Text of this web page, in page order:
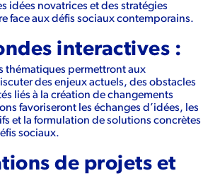
idées novatrices et des stratégies
face aux défis sociaux contemporains.
interactives :
thématiques permettront aux
des enjeux actuels, des obstacles
liés à la création de changements
favoriseront les échanges d’idées, les
et la formulation de solutions concrètes
sociaux.
de projets et